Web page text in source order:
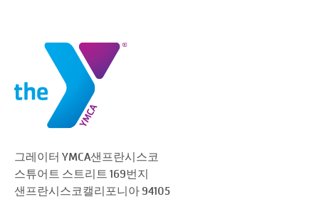
그레이터 YMCA샌프란시스코
스튜어트 스트리트 169번지
샌프란시스코캘리포니아 94105